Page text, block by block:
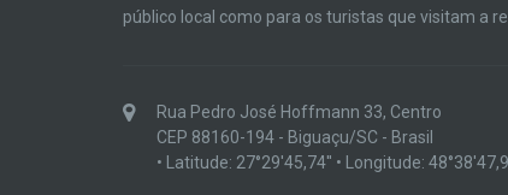
público local como para os turistas que visitam a
Rua Pedro José Hoffmann 33, Centro
CEP 88160-194 - Biguaçu/SC - Brasil
• Latitude: 27°29'45,74'' • Longitude: